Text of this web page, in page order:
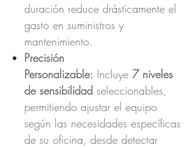
duración reduce drásticamente el
gasto en suministros y
mantenimiento.
Precisión
Personalizable: Incluye 7 niveles
de sensibilidad seleccionables,
permitiendo ajustar el equipo
según las necesidades específicas
de su oficina, desde detectar